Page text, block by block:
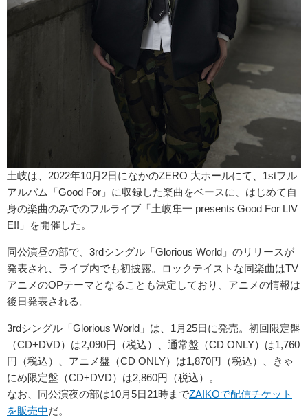
土岐は、2022年10月2日になかのZERO 大ホールにて、1stフル
アルバム「Good For」に収録した楽曲をベースに、はじめて自
身の楽曲のみでのフルライブ「土岐隼一 presents Good For LIV
E!!」を開催した。
同公演昼の部で、3rdシングル「Glorious World」のリリースが
発表され、ライブ内でも初披露。ロックテイストな同楽曲はTV
アニメのOPテーマとなることも決定しており、アニメの情報は
後日発表される。
3rdシングル「Glorious World」は、1月25日に発売。初回限定盤
（CD+DVD）は2,090円（税込）、通常盤（CD ONLY）は1,760
円（税込）、アニメ盤（CD ONLY）は1,870円（税込）、きゃ
にめ限定盤（CD+DVD）は2,860円（税込）。
なお、同公演夜の部は10月5日21時までZAIKOで配信チケット
を販売中だ。